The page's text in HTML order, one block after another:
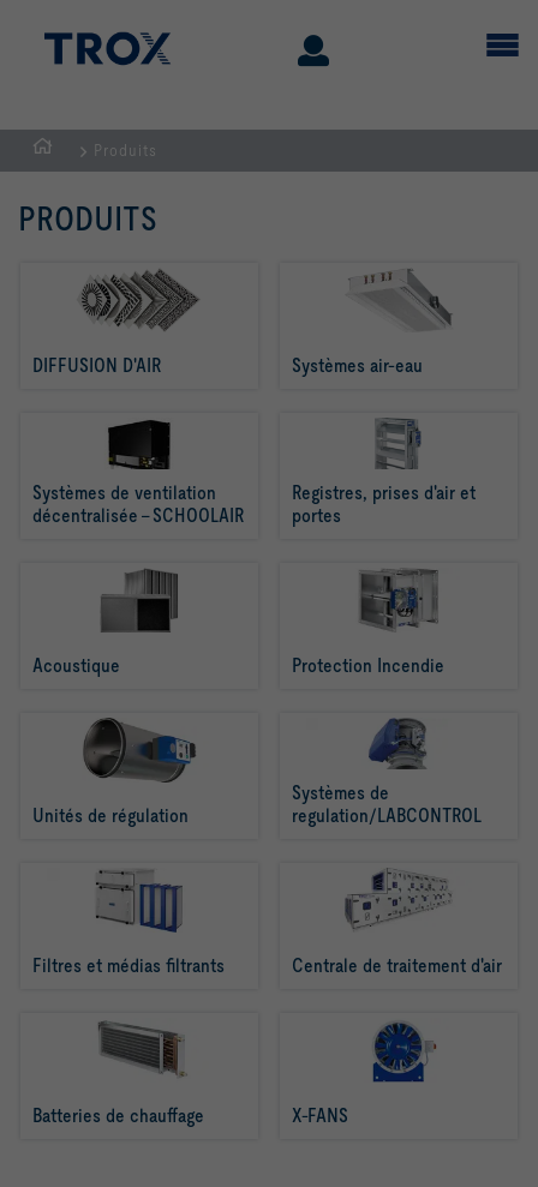
Page
d'accueil
Produits
PRODUITS
DIFFUSION D'AIR Systèmes air-eau
Systèmes de ventilation
décentralisée - SCHOOLAIR
Registres, prises d'air et
portes
Acoustique Protection Incendie
Unités de régulation
Systèmes de
regulation/LABCONTROL
Filtres et médias filtrants Centrale de traitement d'air
Batteries de chauffage X-FANS